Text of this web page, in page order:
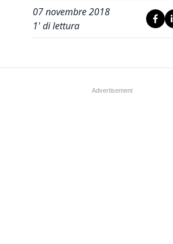
07 novembre 2018
1' di lettura